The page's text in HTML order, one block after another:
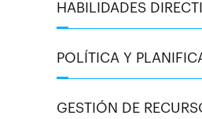
HABILIDADES
POLÍTICA Y
GESTIÓN DE